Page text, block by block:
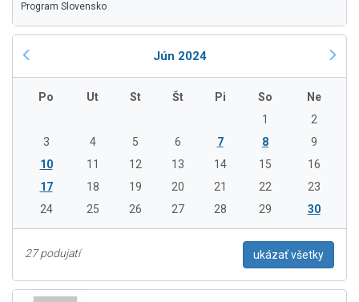
Program Slovensko
Jún 2024
Po Ut St Št Pi So
Ne
1
2
3
4 5 6 7 8
9
10
11 12 13 14 15
16
17
18 19 20 21 22
23
24
25 26 27 28 29 30
27 podujatí ukázať všetky